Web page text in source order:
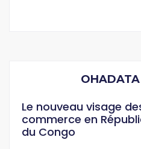
Le nouveau visage
commerce en
du Congo